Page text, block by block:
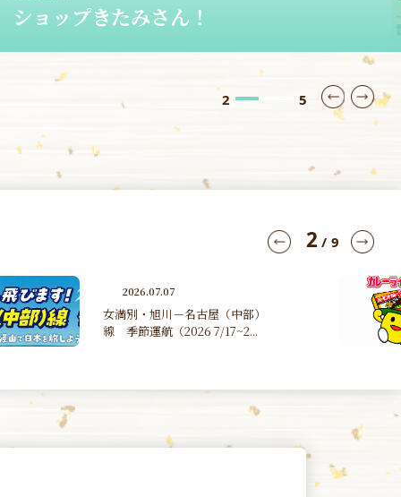
レンタサイクル
3 5
2026.06.30
第４１回たんのカレーライスマ
ラソン
3 / 9